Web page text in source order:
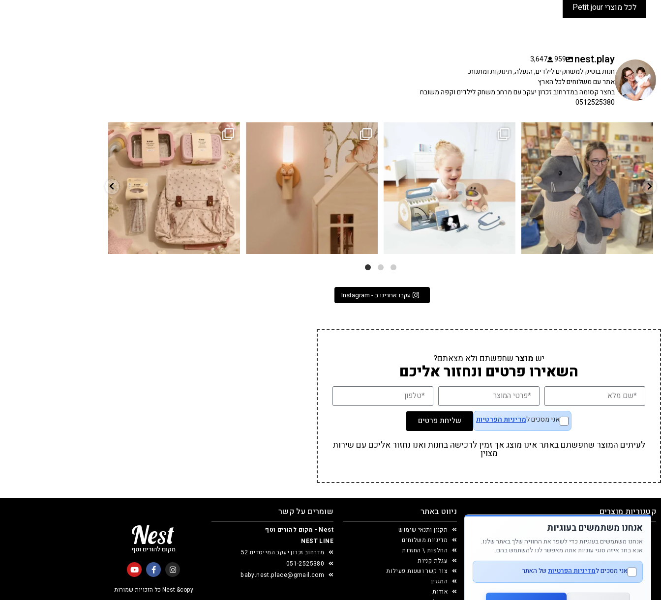
לכל מוצרי Petit jour
nest.play
959
3,647
חנות בוטיק למשחקים לילדים, הנעלה, תינוקות ומתנות.
אתר עם משלוחים לכל הארץ
בחצר קסומה במדרחוב זכרון יעקב עם מרחב משחק לילדים וקפה משובח
0512525380
הקולקציה החדשה
9 4
גם פריט עיצובי לחדר, גם מנורת לילה מרגיעה, וגם...
0
7 0
כשפתחתי את החנות חלמתי ליצור מקום שהייתי
שמחה
39 16
עקבו אחרינו ב - Instagram
יש מוצר שחפשתם ולא מצאתם?
השאירו פרטים ונחזור אליכם
אני מסכים למדיניות הפרטיות שליחת פרטים
לעיתים המוצר שחפשתם באתר אינו מוצג אך זמין לרכישה בחנות ואנו נחזור אליכם עם שירות
מצוין
קטגוריות מוצרים
משחקים
אביזרי אוכל
תיקים ואקססוריז
יצירה ומוצרי נייר
עיצוב החדר
רפואה משלימה
הנעלה
ניווט באתר
תקנון ותנאי שימוש
מדיניות משלוחים
החלפות \ החזרות
עגלת קניות
צור קשר ושעות פעילות
המגזין
אודות
שומרים על קשר
Nest - מקום להורים וטף
NEST LINE
מדרחוב זכרון יעקב המייסדים 52
051-2525380
baby.nest.place@gmail.com
Nest &copy כל הזכויות שמורות
אנחנו משתמשים בעוגיות
אנחנו משתמשים בעוגיות כדי לשפר את החוויה שלך באתר שלנו.
אנא בחר איזה סוגי עוגיות אתה מאפשר לנו להשתמש בהם.
אני מסכים למדיניות הפרטיות של האתר